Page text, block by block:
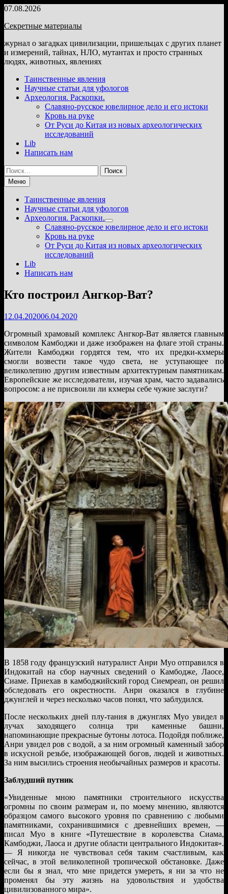
Перейти
содержимому
07.08.2026
Секретные материалы
журнал о загадках цивилизации, пришельцах с других планет
и измерений, тайнах, НЛО, мутантах и просто странных
людях, животных, явлениях
Таинственные явления
Научные статьи для уфологов
Археология. Раскопки.
Славяно-русское ювелирное дело и его истоки
Кровь на руке
От Руси до Китая из новых археологических
исследований
Lib
Написать нам
Найти:
Меню
Таинственные явления
Научные статьи для уфологов
Археология. Раскопки.
Показать
подменю
Славяно-русское ювелирное дело и его истоки
Кровь на руке
От Руси до Китая из новых археологических
исследований
Lib
Написать нам
Кто построил Ангкор-Ват?
12.04.202006.04.2020
Огромный храмовый комплекс Ангкор-Ват является главным
символом Камбоджи и даже изображен на флаге этой страны.
Жители Камбоджи гордятся тем, что их предки-кхмеры
смогли возвести такое чудо света, не уступающее по
великолепию другим известным архитектурным памятникам.
Европейские же исследователи, изучая храм, часто задавались
вопросом: а не присвоили ли кхмеры себе чужие заслуги?
В 1858 году французский натуралист Анри Муо отправился в
Индокитай на сбор научных сведений о Камбодже, Лаосе,
Сиаме. Приехав в камбоджийский город Сиемреап, он решил
обследовать его окрестности. Анри оказался в глубине
джунглей и через несколько часов понял, что заблудился.
После нескольких дней плу-тания в джунглях Муо увидел в
лучах заходящего солнца три каменные башни,
напоминающие прекрасные бутоны лотоса. Подойдя поближе,
Анри увидел ров с водой, а за ним огромный каменный забор
в искусной резьбе, изображающей богов, людей и животных.
За ним высились строения необычайных размеров и красоты.
Заблудший путник
«Увиденные мною памятники строительного искусства
огромны по своим размерам и, по моему мнению, являются
образцом самого высокого уровня по сравнению с любыми
памятниками, сохранившимися с древнейших времен, —
писал Муо в книге «Путешествие в королевства Сиама,
Камбоджи, Лаоса и другие области центрального Индокитая».
— Я никогда не чувствовал себя таким счастливым, как
сейчас, в этой великолепной тропической обстановке. Даже
если бы я знал, что мне придется умереть, я ни за что не
променял бы эту жизнь на удовольствия и удобства
цивилизованного мира».